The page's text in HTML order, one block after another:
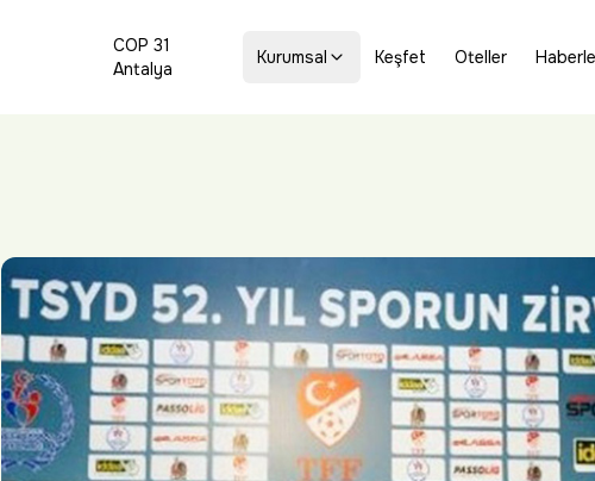
COP 31
Antalya
Kurumsal Keşfet Oteller